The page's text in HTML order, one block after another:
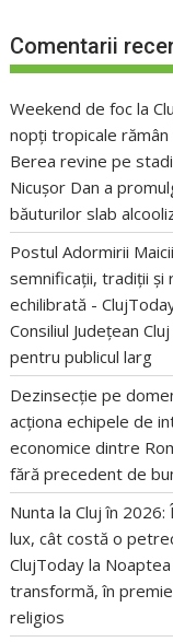
Comentarii
Weekend de foc la
nopți tropicale rămân
Berea revine pe
Nicușor Dan a
băuturilor slab
Postul Adormirii
semnificații, tradiții și
echilibrată -
Consiliul Județean
pentru publicul larg
Dezinsecție pe
acționa echipele de
economice dintre
fără precedent de
Nunta la Cluj în
lux, cât costă o
ClujToday la
transformă, în
religios